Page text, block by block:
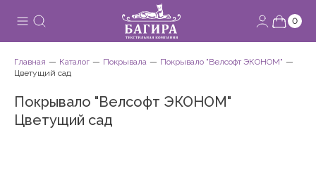
0
Главная Каталог Покрывала
Покрывало "Велсофт ЭКОНОМ"
Цветущий сад
Покрывало "Велсофт ЭКОНОМ"
Цветущий сад